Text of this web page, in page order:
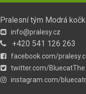
Pralesní tým Modrá
info@pralesy.cz
+420 541 126 263
facebook.com/
twitter.com/BluecatThe
instagram.com/